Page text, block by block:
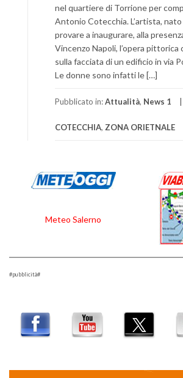
nel quartiere di Torrione per
Antonio Cotecchia. L’artista,
provare a inaugurare, alla
Vincenzo Napoli, l’opera pittorica
sulla facciata di un edificio in via
Le donne sono infatti le […]
Pubblicato in:Attualità, News 1
COTECCHIA, ZONA ORIETNALE
Meteo Salerno
#pubblicità#